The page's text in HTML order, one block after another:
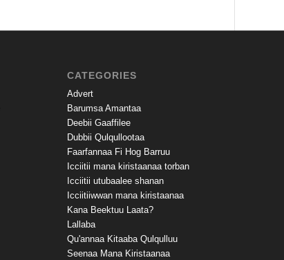
CATEGORIES
Advert
Barumsa Amantaa
Deebii Gaaffilee
Dubbii Qulqullootaa
Faarfannaa Fi Hog Barruu
Icciitii mana kiristaanaa torban
Icciitii utubaalee shanan
Icciitiiwwan mana kiristaanaa
Kana Beektuu Laata?
Lallaba
Qu'annaa Kitaaba Qulqulluu
Seenaa Mana Kiristaanaa